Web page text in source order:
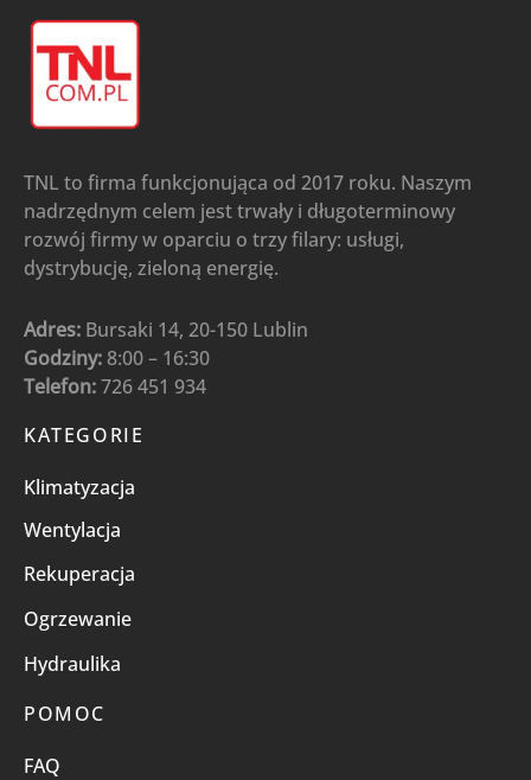
TNL to firma funkcjonująca od 2017 roku. Naszym
nadrzędnym celem jest trwały i długoterminowy
rozwój firmy w oparciu o trzy filary: usługi,
dystrybucję, zieloną energię.
Adres: Bursaki 14, 20-150 Lublin
Godziny: 8:00 – 16:30
Telefon:726 451 934
KATEGORIE
Klimatyzacja
Wentylacja
Rekuperacja
Ogrzewanie
Hydraulika
POMOC
FAQ